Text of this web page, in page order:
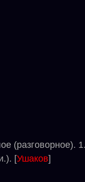
[Ушаков]